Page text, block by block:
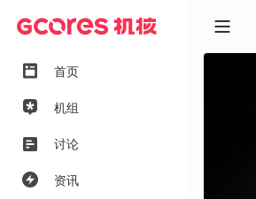
首页
机组
讨论
资讯